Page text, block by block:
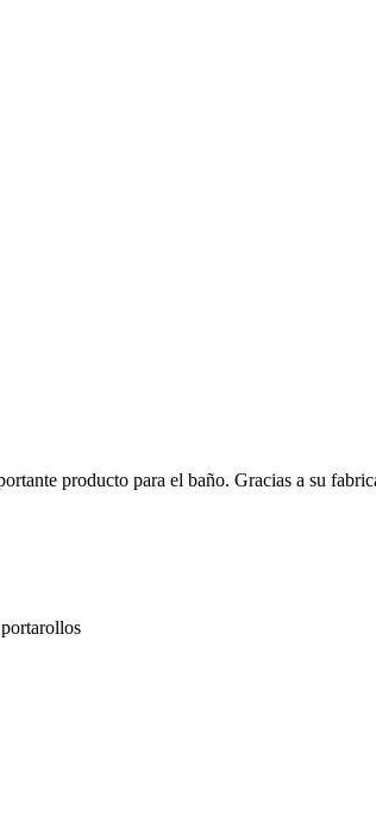
producto para el baño. Gracias a su